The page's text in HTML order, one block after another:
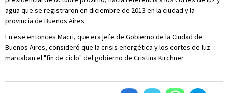
agua que se registraron en diciembre de 2013 en la ciudad y la
provincia de Buenos Aires.
En ese entonces Macri, que era jefe de Gobierno de la Ciudad de
Buenos Aires, consideró que la crisis energética y los cortes de luz
marcaban el "fin de ciclo" del gobierno de Cristina Kirchner.